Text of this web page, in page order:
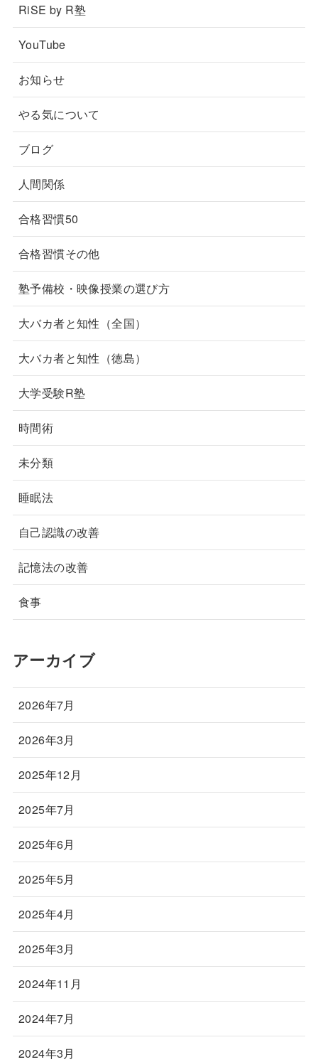
RiSE by R塾
YouTube
お知らせ
やる気について
ブログ
人間関係
合格習慣50
合格習慣その他
塾予備校・映像授業の選び方
大バカ者と知性（全国）
大バカ者と知性（徳島）
大学受験R塾
時間術
未分類
睡眠法
自己認識の改善
記憶法の改善
食事
アーカイブ
2026年7月
2026年3月
2025年12月
2025年7月
2025年6月
2025年5月
2025年4月
2025年3月
2024年11月
2024年7月
2024年3月